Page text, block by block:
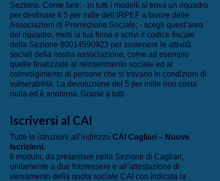
Sezione. Come fare: - in tutti i modelli si trova un riquadro
per destinare il 5 per mille dell’IRPEF a favore delle
Associazioni di Promozione Sociale; - scegli quest’area
del riquadro, metti la tua firma e scrivi il codice fiscale
della Sezione 80014590923 per sostenere le attività
sociali della nostra associazione, come ad esempio
quelle finalizzate al reinserimento sociale ed al
coinvolgimento di persone che si trovano in condizioni di
vulnerabilità. La devoluzione del 5 per mille non costa
nulla ed è anonima. Grazie a tutti
Iscriversi al CAI
Tutte le istruzioni all’indirizzo CAI Cagliari – Nuove
Iscrizioni.
Il modulo, da presentare nella Sezione di Cagliari,
unitamente a due fototessere e all’attestazione di
versamento della quota sociale CAI con indicata la